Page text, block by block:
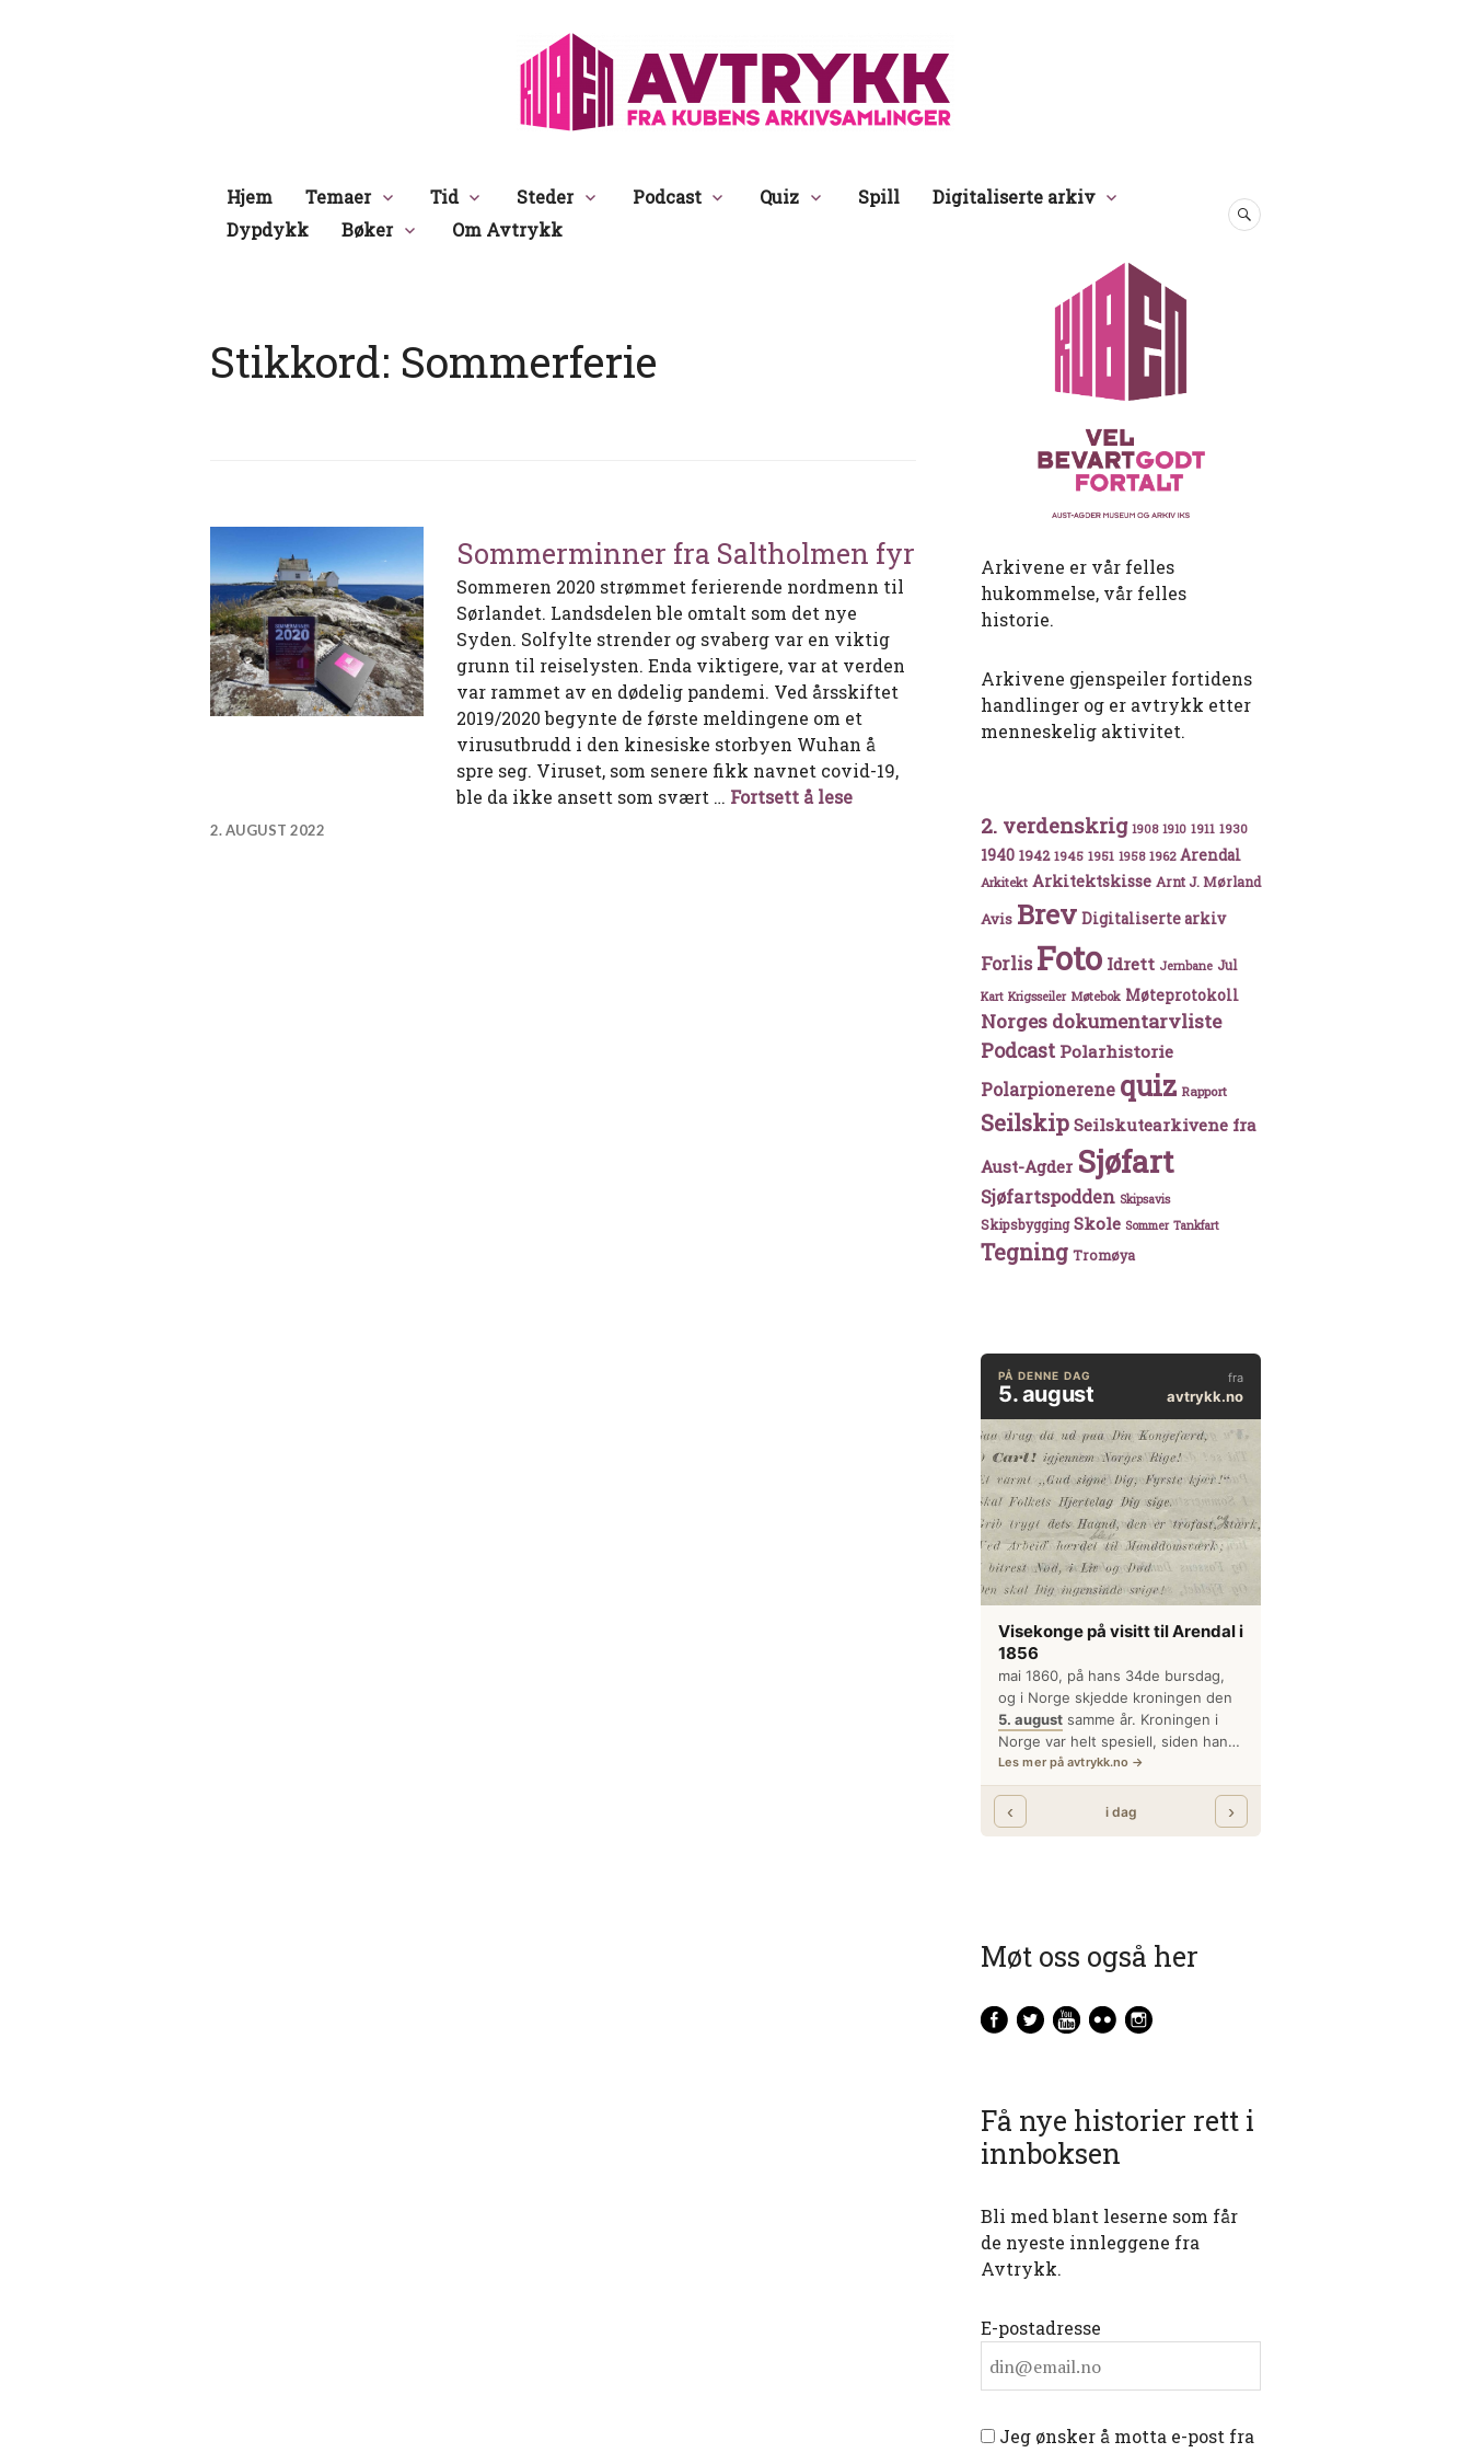
Avtrykk
Hjem Temaer Tid Steder Podcast Quiz Spill
Digitaliserte arkiv
Dypdykk
Bøker Om Avtrykk
SØK
Stikkord: Sommerferie
Sommerminner fra Saltholmen fyr
Sommeren 2020 strømmet ferierende nordmenn til
Sørlandet. Landsdelen ble omtalt som det nye
Syden. Solfylte strender og svaberg var en viktig
grunn til reiselysten. Enda viktigere, var at verden
var rammet av en dødelig pandemi. Ved årsskiftet
2019/2020 begynte de første meldingene om et
virusutbrudd i den kinesiske storbyen Wuhan å
spre seg. Viruset, som senere fikk navnet covid-19,
ble da ikke ansett som svært … Fortsett å leseSommerminner fra Saltholmen fyr
2. AUGUST 2022
Arkivene er vår felles
hukommelse, vår felles
historie.
Arkivene gjenspeiler fortidens
handlinger og er avtrykk etter
menneskelig aktivitet.
2. verdenskrig 1908 1910 1911 1930
1940 1942 1945 1951 1958 1962 Arendal
Arkitekt Arkitektskisse Arnt J. Mørland
Avis Brev Digitaliserte arkiv
Forlis Foto Idrett Jernbane Jul
Kart Krigsseiler Møtebok Møteprotokoll
Norges dokumentarvliste
Podcast Polarhistorie
Polarpionerene quiz Rapport
Seilskip Seilskutearkivene fra
Aust-Agder Sjøfart
Sjøfartspodden Skipsavis
Skipsbygging Skole Sommer Tankfart
Tegning Tromøya
Møt oss også her
Få nye historier rett i
innboksen
Bli med blant leserne som får
de nyeste innleggene fra
Avtrykk.
E-postadresse
Jeg ønsker å motta e-post fra